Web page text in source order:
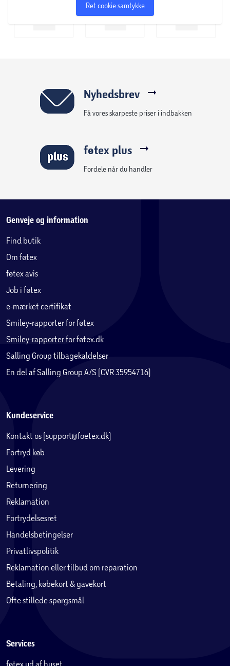
Ret cookie samtykke
Nyhedsbrev
Få vores skarpeste priser i indbakken
føtex plus
Fordele når du handler
Genveje og information
Find butik
Om føtex
føtex avis
Job i føtex
e-mærket certifikat
Smiley-rapporter for føtex
Smiley-rapporter for føtex.dk
Salling Group tilbagekaldelser
En del af Salling Group A/S (CVR 35954716)
Kundeservice
Kontakt os (support@foetex.dk)
Fortryd køb
Levering
Returnering
Reklamation
Fortrydelsesret
Handelsbetingelser
Privatlivspolitik
Reklamation eller tilbud om reparation
Betaling, købekort & gavekort
Ofte stillede spørgsmål
Services
føtex ud af huset